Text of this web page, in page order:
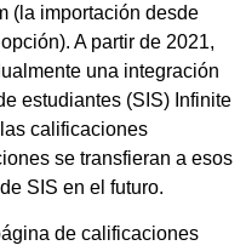
(la importación desde
A partir de 2021,
una integración
estudiantes (SIS) Infinite
calificaciones
se transfieran a esos
SIS en el futuro.
de calificaciones